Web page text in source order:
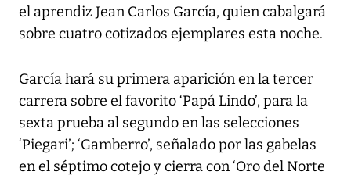
el aprendiz Jean Carlos García, quien cabalgará
sobre cuatro cotizados ejemplares esta noche.
García hará su primera aparición en la tercer
carrera sobre el favorito ‘Papá Lindo’, para la
sexta prueba al segundo en las selecciones
‘Piegari’; ‘Gamberro’, señalado por las gabelas
en el séptimo cotejo y cierra con ‘Oro del Norte